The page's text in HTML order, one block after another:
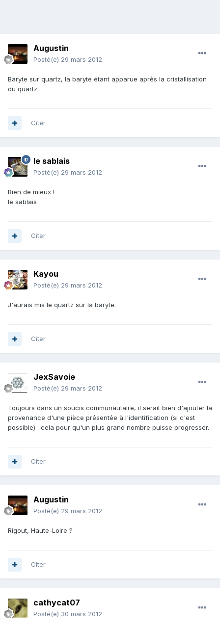
Augustin
Posté(e) 29 mars 2012
Baryte sur quartz, la baryte étant apparue après la cristallisation
du quartz.
Citer
le sablais
Posté(e) 29 mars 2012
Rien de mieux !
le sablais
Citer
Kayou
Posté(e) 29 mars 2012
J'aurais mis le quartz sur la baryte.
Citer
JexSavoie
Posté(e) 29 mars 2012
Toujours dans un soucis communautaire, il serait bien d'ajouter la
provenance d'une pièce présentée à l'identification (si c'est
possible) : cela pour qu'un plus grand nombre puisse progresser.
Citer
Augustin
Posté(e) 29 mars 2012
Rigout, Haute-Loire ?
Citer
cathycat07
Posté(e) 30 mars 2012